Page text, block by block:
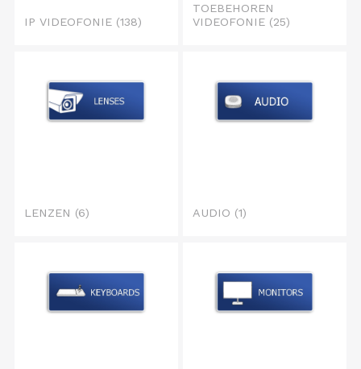
IP VIDEOFONIE (138)
TOEBEHOREN
VIDEOFONIE (25)
LENZEN (6) AUDIO (1)